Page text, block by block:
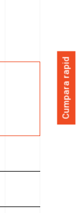
Cumpara rapid